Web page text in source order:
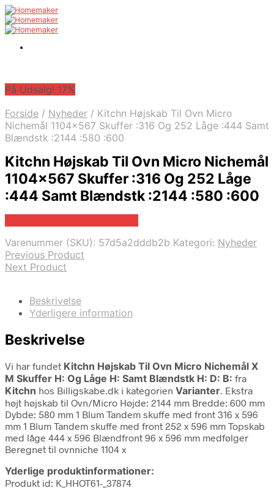
På Udsalg! 17%
Forside / Nyheder / Kitchn Højskab Til Ovn Micro
Nichemål 1104×567 Skuffer :316 Og 252 Låge :444 Samt
Blændstk :2144 :580 :600
Kitchn Højskab Til Ovn Micro Nichemål
1104×567 Skuffer :316 Og 252 Låge
:444 Samt Blændstk :2144 :580 :600
Varenummer (SKU): 57d5a2dddb2b Kategori: Nyheder
Previous Product
Next Product
Beskrivelse
Yderligere information
Beskrivelse
Vi har fundet Kitchn Højskab Til Ovn Micro Nichemål X
M Skuffer H: Og Låge H: Samt Blændstk H: D: B: fra
Kitchn hos Billigskabe.dk i kategorien Varianter. Ekstra
højt højskab til Ovn/Micro Højde: 2144 mm Bredde: 600 mm
Dybde: 580 mm 1 Blum Tandem skuffe med front 316 x 596
mm 1 Blum Tandem skuffe med front 252 x 596 mm Topskab
med låge 444 x 596 Blændfront 96 x 596 mm medfølger
Beregnet til ovnniche 1104 x
Yderlige produktinformationer:
Produkt id: K_HHOT61-_37874